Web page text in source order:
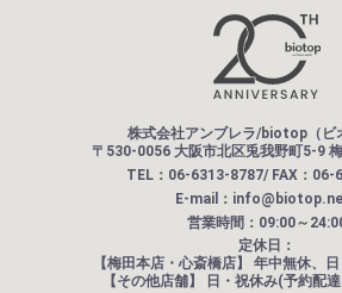
株式会社アンブレラ/biotop（ビ
〒530-0056 大阪市北区兎我野町5-9
TEL：06-6313-8787/ FAX：06-
E-mail：
営業時間：09:00～
定休日：
【梅田本店・心斎橋店】 年中無休、
【その他店舗】
日・祝休み(予約配